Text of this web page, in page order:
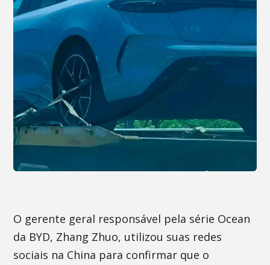
O gerente geral responsável pela série Ocean
da BYD, Zhang Zhuo, utilizou suas redes
sociais na China para confirmar que o